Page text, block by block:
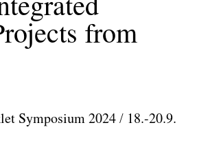
from
Symposium 2024 / 18.-20.9.